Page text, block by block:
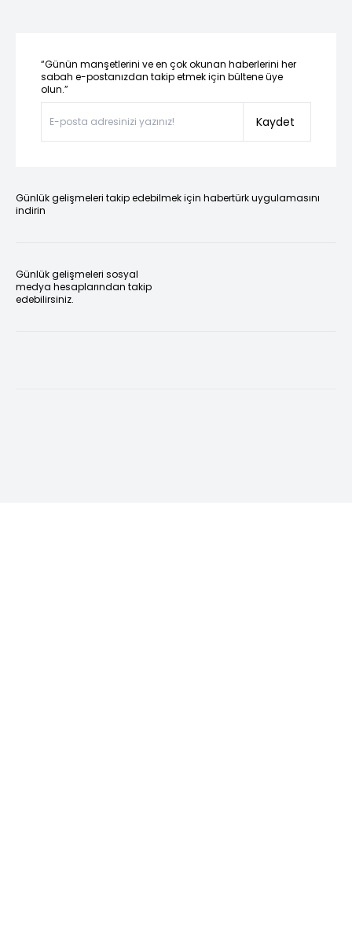
“Günün manşetlerini ve en çok okunan haberlerini her
sabah e-postanızdan takip etmek için bültene üye
olun.”
Kaydet
Günlük gelişmeleri takip edebilmek için habertürk uygulamasını
indirin
Günlük gelişmeleri sosyal
medya hesaplarından takip
edebilirsiniz.